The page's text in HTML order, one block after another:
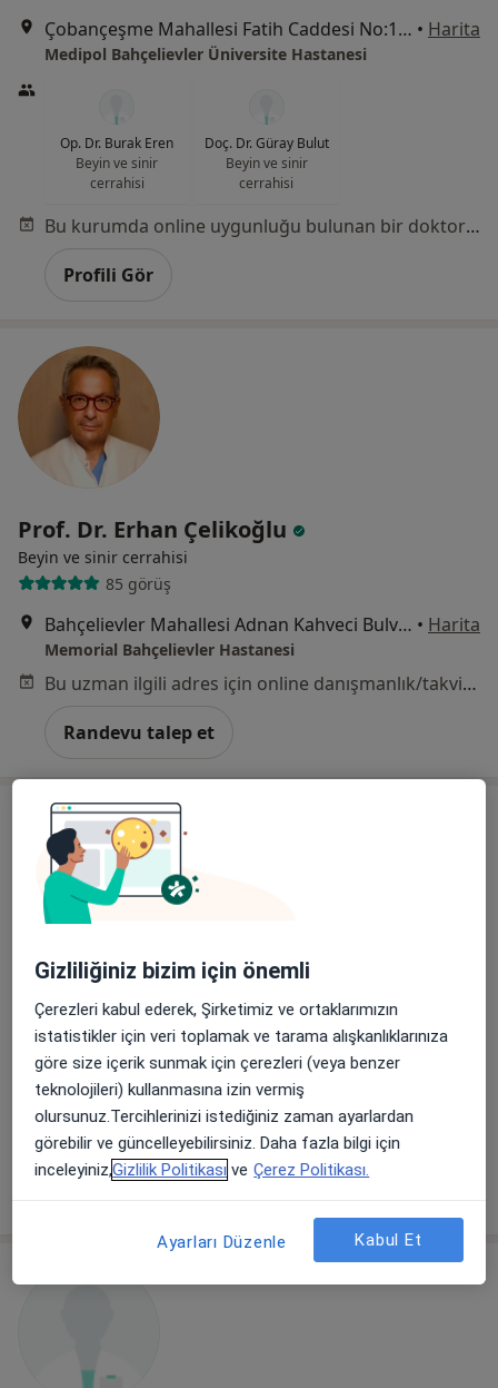
Çobançeşme Mahallesi Fatih Caddesi No:1/8, Bahçelievler • Harita
Medipol Bahçelievler Üniversite Hastanesi
Op. Dr. Burak Eren
Beyin ve sinir
cerrahisi
Doç. Dr. Güray Bulut
Beyin ve sinir
cerrahisi
Bu kurumda online uygunluğu bulunan bir doktor veya uzman bulunamadı
Profili Gör
Prof. Dr. Erhan Çelikoğlu
Beyin ve sinir cerrahisi
85 görüş
Bahçelievler Mahallesi Adnan Kahveci Bulvarı No:227, Bahçelievler • Harita
Memorial Bahçelievler Hastanesi
Bu uzman ilgili adres için online danışmanlık/takvim sunmuyor.
Randevu talep et
Doç. Dr. Hüseyin Doğu
Beyin ve sinir cerrahisi
9 görüş
Atlas Üniversitesi Hastanesi
Gizliliğiniz bizim için önemli
Çerezleri kabul ederek, Şirketimiz ve ortaklarımızın
istatistikler için veri toplamak ve tarama alışkanlıklarınıza
göre size içerik sunmak için çerezleri (veya benzer
teknolojileri) kullanmasına izin vermiş
olursunuz.Tercihlerinizi istediğiniz zaman ayarlardan
görebilir ve güncelleyebilirsiniz. Daha fazla bilgi için
inceleyiniz,Gizlilik Politikası ve Çerez Politikası.
Ayarları Düzenle Kabul Et